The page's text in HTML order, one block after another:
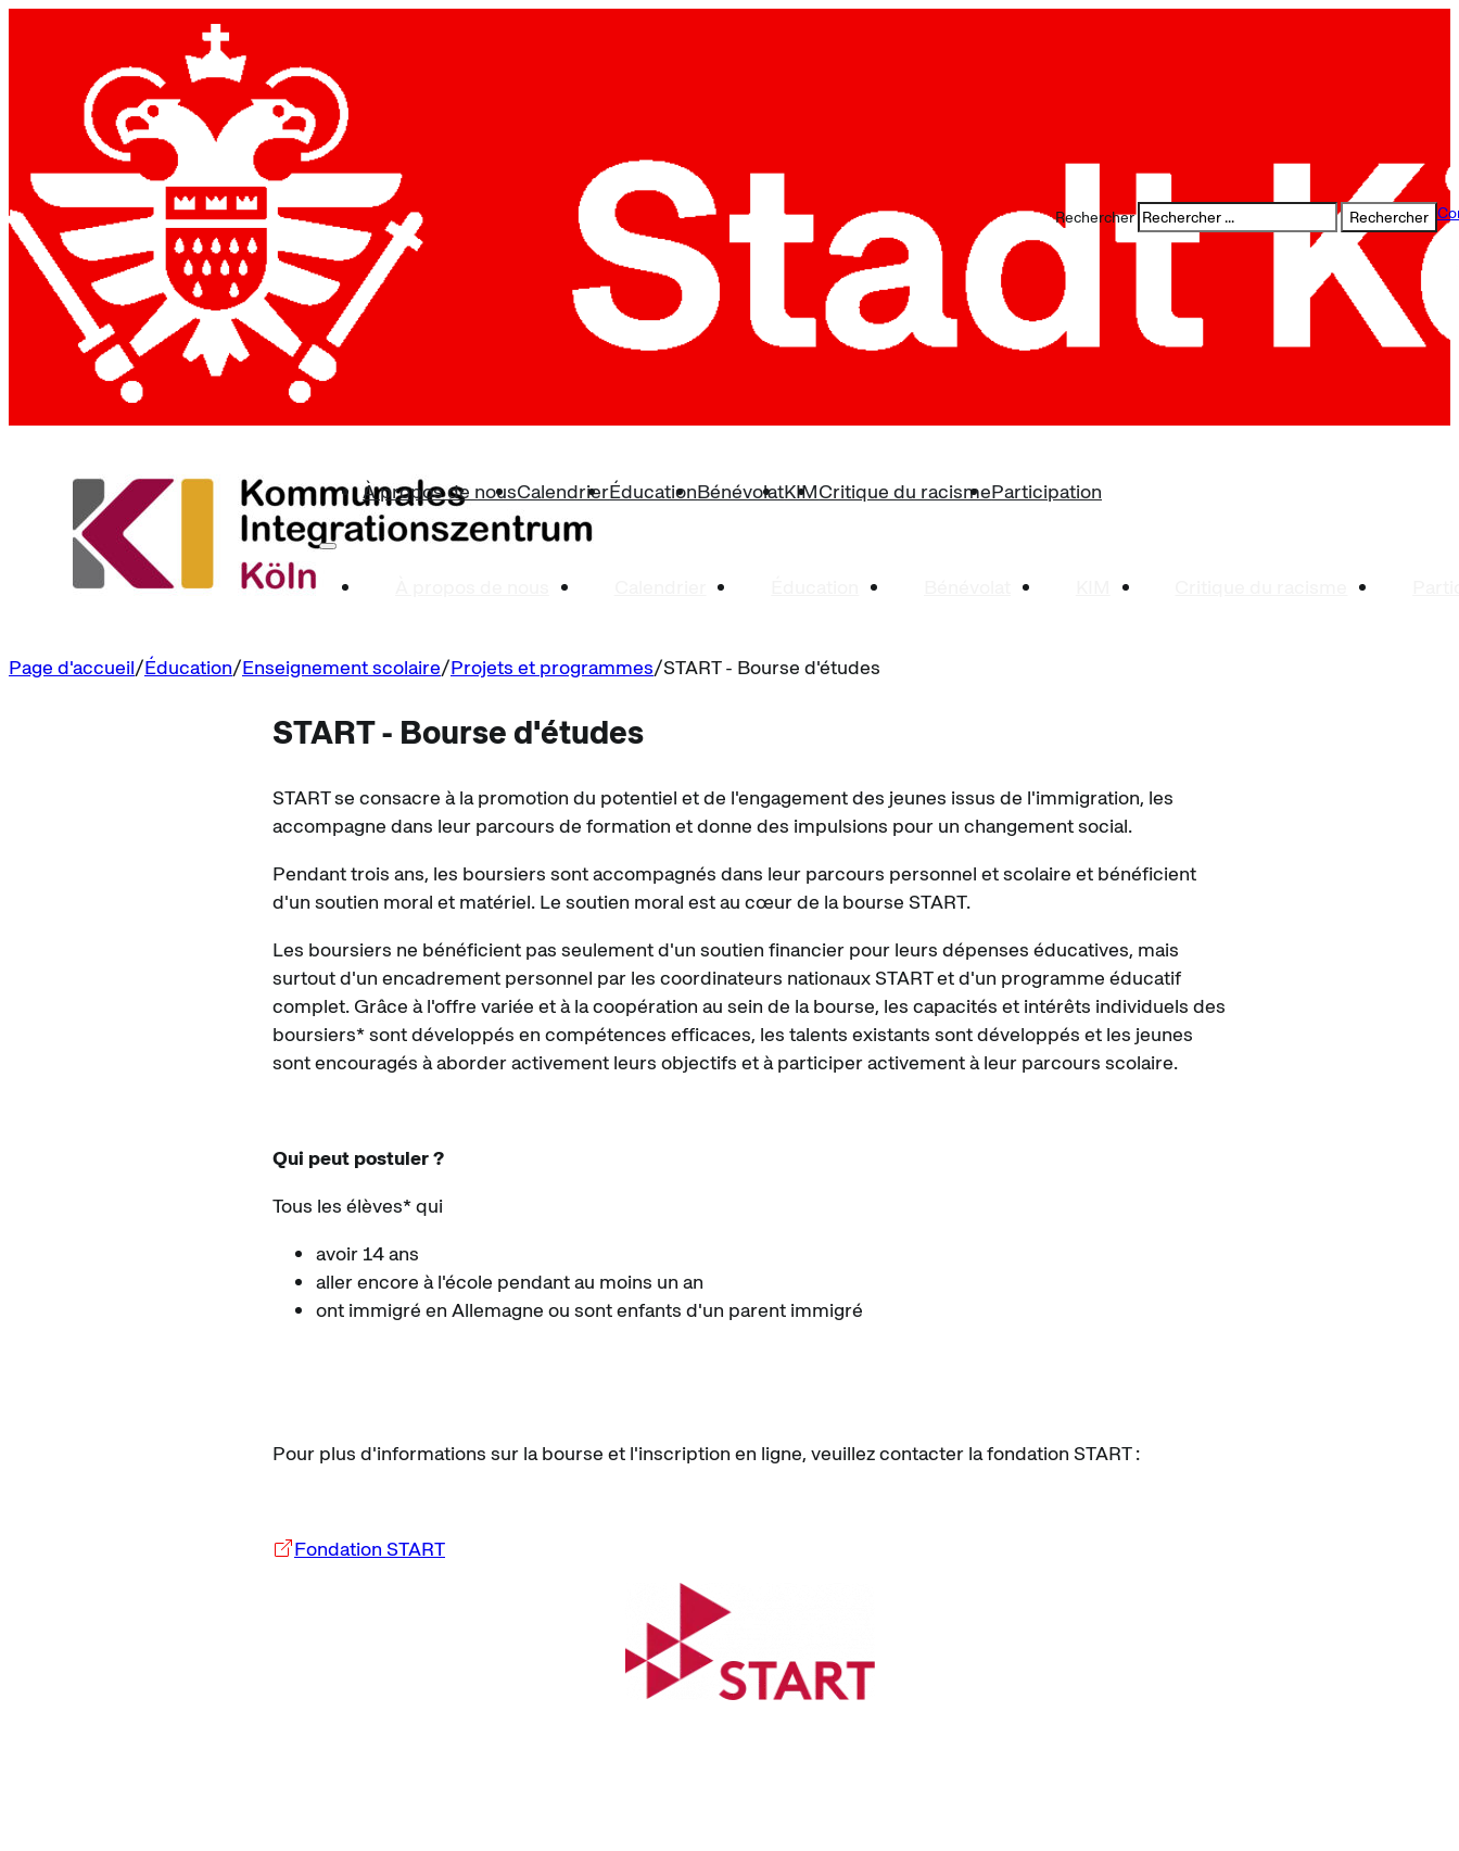
Rechercher Rechercher
À propos de nousCalendrierÉducationBénévolatKIMCritique du racismeParticipation
Page d'accueil Éducation Enseignement scolaire Projets et programmes START - Bourse d'études
START - Bourse d'études
START se consacre à la promotion du potentiel et de l'engagement des jeunes issus de l'immigration, les
accompagne dans leur parcours de formation et donne des impulsions pour un changement social.
Pendant trois ans, les boursiers sont accompagnés dans leur parcours personnel et scolaire et bénéficient
d'un soutien moral et matériel. Le soutien moral est au cœur de la bourse START.
Les boursiers ne bénéficient pas seulement d'un soutien financier pour leurs dépenses éducatives, mais
surtout d'un encadrement personnel par les coordinateurs nationaux START et d'un programme éducatif
complet. Grâce à l'offre variée et à la coopération au sein de la bourse, les capacités et intérêts individuels des
boursiers* sont développés en compétences efficaces, les talents existants sont développés et les jeunes
sont encouragés à aborder activement leurs objectifs et à participer activement à leur parcours scolaire.
Qui peut postuler ?
Tous les élèves* qui
avoir 14 ans
aller encore à l'école pendant au moins un an
ont immigré en Allemagne ou sont enfants d'un parent immigré
Pour plus d'informations sur la bourse et l'inscription en ligne, veuillez contacter la fondation START :
Fondation START